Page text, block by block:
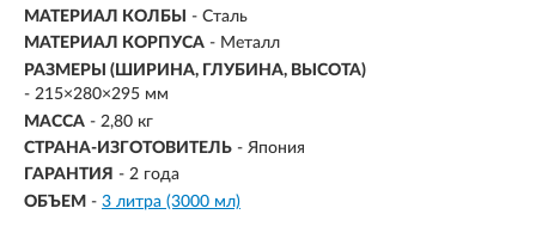
МАТЕРИАЛ КОЛБЫ
- Сталь
МАТЕРИАЛ КОРПУСА - Металл
РАЗМЕРЫ (ШИРИНА, ГЛУБИНА, ВЫСОТА)
- 215×280×295 мм
МАССА - 2,80 кг
СТРАНА-ИЗГОТОВИТЕЛЬ - Япония
ГАРАНТИЯ - 2 года
ОБЪЕМ - 3 литра (3000 мл)